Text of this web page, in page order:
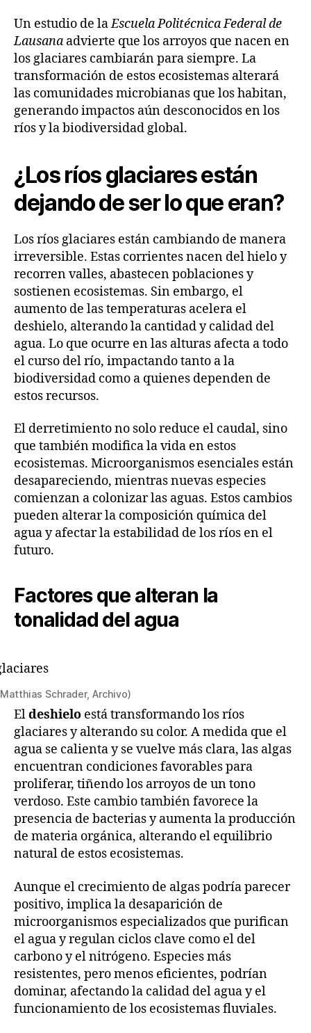
Un estudio de laEscuela Politécnica Federal de
Lausana advierte que los arroyos que nacen en
los glaciares cambiarán para siempre. La
transformación de estos ecosistemas alterará
las comunidades microbianas que los habitan,
generando impactos aún desconocidos en los
ríos y la biodiversidad global.
¿Los ríos glaciares están
dejando de ser lo que eran?
Los ríos glaciares están cambiando de manera
irreversible. Estas corrientes nacen del hielo y
recorren valles, abastecen poblaciones y
sostienen ecosistemas. Sin embargo, el
aumento de las temperaturas acelera el
deshielo, alterando la cantidad y calidad del
agua. Lo que ocurre en las alturas afecta a todo
el curso del río, impactando tanto a la
biodiversidad como a quienes dependen de
estos recursos.
El derretimiento no solo reduce el caudal, sino
que también modifica la vida en estos
ecosistemas. Microorganismos esenciales están
desapareciendo, mientras nuevas especies
comienzan a colonizar las aguas. Estos cambios
pueden alterar la composición química del
agua y afectar la estabilidad de los ríos en el
futuro.
Factores que alteran la
tonalidad del agua
Schrader, Archivo)
Eldeshielo está transformando los ríos
glaciares y alterando su color. A medida que el
agua se calienta y se vuelve más clara, las algas
encuentran condiciones favorables para
proliferar, tiñendo los arroyos de un tono
verdoso. Este cambio también favorece la
presencia de bacterias y aumenta la producción
de materia orgánica, alterando el equilibrio
natural de estos ecosistemas.
Aunque el crecimiento de algas podría parecer
positivo, implica la desaparición de
microorganismos especializados que purifican
el agua y regulan ciclos clave como el del
carbono y el nitrógeno. Especies más
resistentes, pero menos eficientes, podrían
dominar, afectando la calidad del agua y el
funcionamiento de los ecosistemas fluviales.